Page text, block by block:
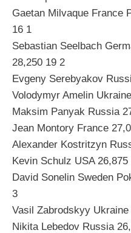
Gaetan Milvaque France
16 1
Sebastian Seelbach
28,250 19 2
Evgeny Serebyakov
Volodymyr Amelin
Maksim Panyak Russia
Jean Montory France
Alexander Kostritzyn
Kevin Schulz USA 26,875
David Sonelin Sweden
3
Vasil Zabrodskyy Ukraine
Nikita Lebedov Russia